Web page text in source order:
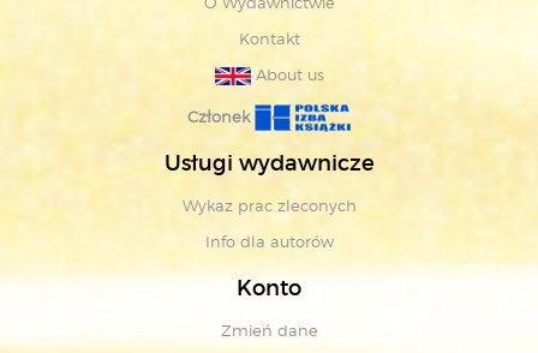
Kontakt
About us
Członek
Usługi wydawnicze
Wykaz prac zleconych
Info dla autorów
Konto
Zmień dane